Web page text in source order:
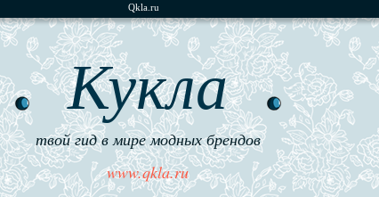
Qkla.ru
Кукла
твой гид в мире модных брендов
www.qkla.ru